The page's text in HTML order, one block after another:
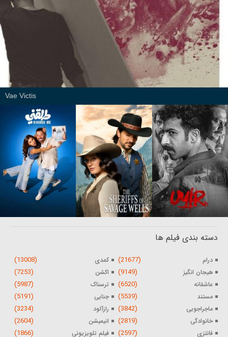
Vae Victis
دسته بندی فیلم ها
درام (21677) کمدی (13008)
هیجان انگیز (9149) اکشن (7253)
عاشقانه (6520) ترسناک (5987)
مستند (5539) جنایی (5191)
ماجراجویی (3842) رازآلود (3234)
خانوادگی (2819) انیمیشن (2604)
فانتزی (2597) فیلم تلویزیونی (1866)